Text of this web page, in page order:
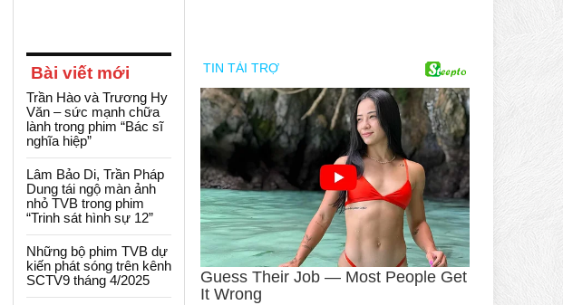
Bài viết mới
Trần Hào và Trương Hy
Văn – sức mạnh chữa
lành trong phim “Bác sĩ
nghĩa hiệp”
Lâm Bảo Di, Trần Pháp
Dung tái ngộ màn ảnh
nhỏ TVB trong phim
“Trinh sát hình sự 12”
Những bộ phim TVB dự
kiến phát sóng trên kênh
SCTV9 tháng 4/2025